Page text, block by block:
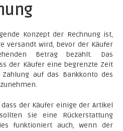
Konzept der Rechnung ist,
versandt wird, bevor der Käufer
Betrag bezahlt. Das
der Käufer eine begrenzte Zeit
auf das Bankkonto des
dass der Käufer einige der Artikel
Sie eine Rückerstattung
funktioniert auch, wenn der